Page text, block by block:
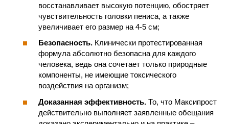
восстанавливает высокую потенцию, обостряет
чувствительность головки пениса, а также
увеличивает его размер на 4-5 см;
Безопасность. Клинически протестированная
формула абсолютно безопасна для каждого
человека, ведь она сочетает только природные
компоненты, не имеющие токсического
воздействия на организм;
Доказанная эффективность. То, что Максипрост
действительно выполняет заявленные обещания